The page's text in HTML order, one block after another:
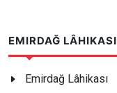
EMIRDAĞ LÂHIKASI
Emirdağ Lâhikası